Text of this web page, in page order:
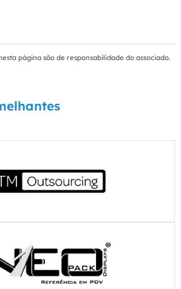
página são de responsabilidade do associado.